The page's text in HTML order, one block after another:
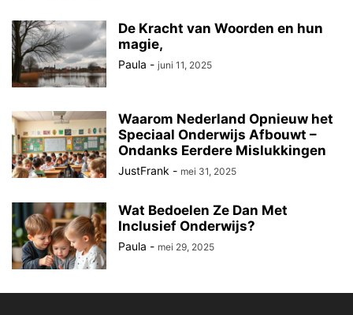
De Kracht van Woorden en hun
magie,
Paula - juni 11, 2025
Waarom Nederland Opnieuw het
Speciaal Onderwijs Afbouwt –
Ondanks Eerdere Mislukkingen
JustFrank - mei 31, 2025
Wat Bedoelen Ze Dan Met
Inclusief Onderwijs?
Paula - mei 29, 2025